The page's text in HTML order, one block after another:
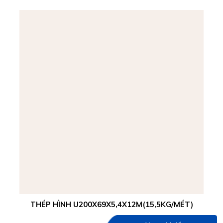
THÉP HÌNH U200X69X5,4X12M(15,5KG/MÉT)